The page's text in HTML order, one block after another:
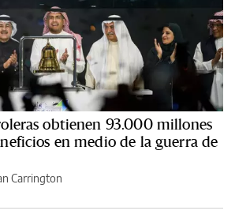
obtienen 93.000 millones
en medio de la guerra de
Carrington